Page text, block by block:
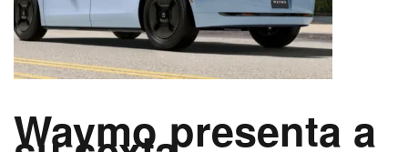
Waymo presenta a